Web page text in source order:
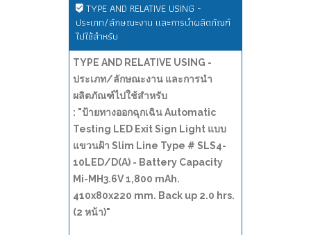
TYPE AND RELATIVE USING -
ประเภท/ลักษณะงาน และการนำผลิตภัณฑ์
ไปใช้สำหรับ
TYPE AND RELATIVE USING -
ประเภท/ลักษณะงาน และการนำ
ผลิตภัณฑ์ไปใช้สำหรับ
: "ป้ายทางออกฉุกเฉิน Automatic
Testing LED Exit Sign Light แบบ
แขวนฝ้า Slim Line Type # SLS4-
10LED/D(A) - Battery Capacity
Mi-MH3.6V 1,800 mAh.
410x80x220 mm. Back up 2.0 hrs.
(2 หน้า)"